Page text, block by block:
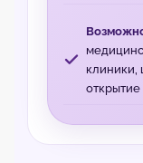
клиники,
открытие